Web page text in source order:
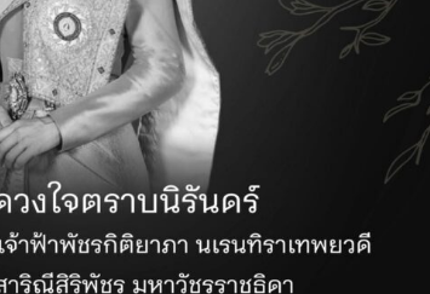
าน มหาวิทยาลัยเชียงใหม่ (ภาคเหนือ)
านมหาวิทยาลัยธรรมศาสตร์ (ภาคกลาง)
งานมหาวิทยาลัยอุบลราชธานี (ภาคตะวันออกเฉียงเหนือ)
านมหาวิทยาลัยศิลปากร (ภาคตะวันตก)
านมหาวิทยาลัยวลัยลักษณ์ (ภาคใต้)